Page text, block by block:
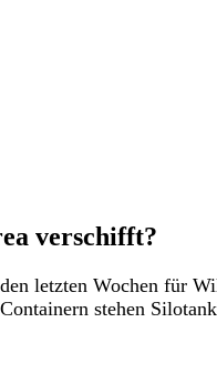
verschifft?
letzten Wochen für
stehen